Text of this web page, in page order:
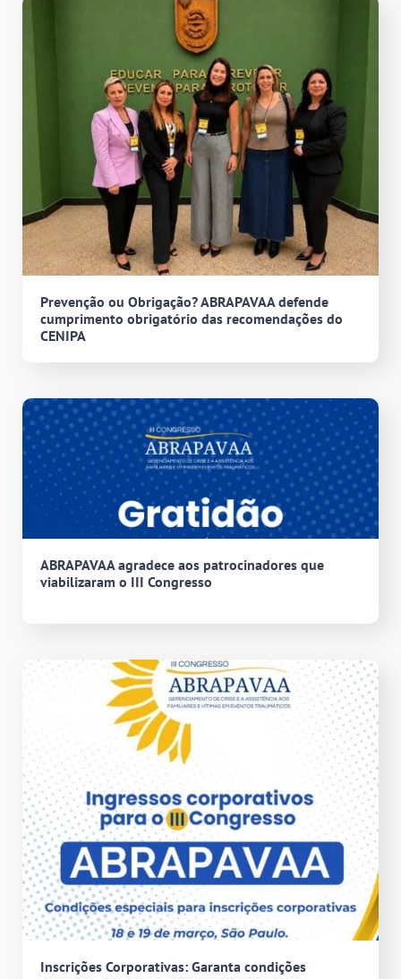
Prevenção ou Obrigação? ABRAPAVAA defende
cumprimento obrigatório das recomendações do
CENIPA
ABRAPAVAA agradece aos patrocinadores que
viabilizaram o III Congresso
Inscrições Corporativas: Garanta condições